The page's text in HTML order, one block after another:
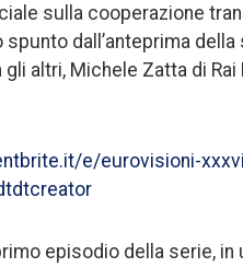
sulla cooperazione
dall’anteprima della
altri, Michele Zatta di Rai
e/eurovisioni-
episodio della serie,